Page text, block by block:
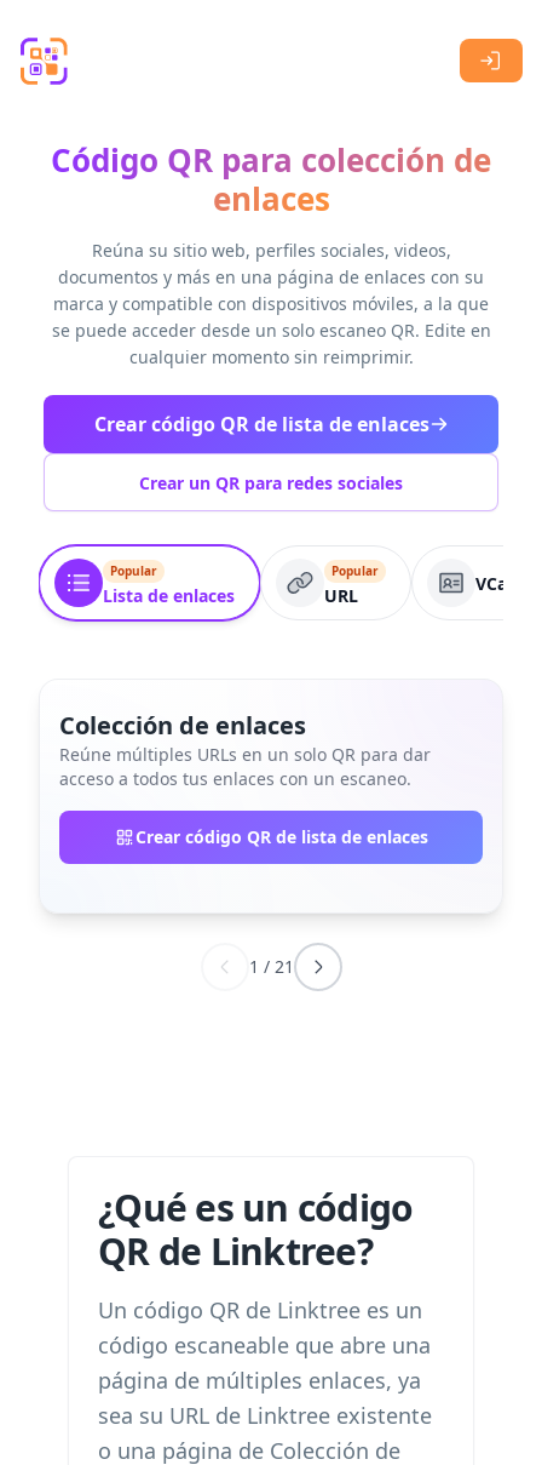
Código QR para colección de
enlaces
Reúna su sitio web, perfiles sociales, videos,
documentos y más en una página de enlaces con su
marca y compatible con dispositivos móviles, a la que
se puede acceder desde un solo escaneo QR. Edite en
cualquier momento sin reimprimir.
Crear código QR de lista de enlaces
Crear un QR para redes sociales
Popular
Lista de enlaces
Popular
URL
VCard
Colección de enlaces
Reúne múltiples URLs en un solo QR para dar
acceso a todos tus enlaces con un escaneo.
Crear código QR de lista de enlaces
1 / 21
¿Qué es un código
QR de Linktree?
Un código QR de Linktree es un
código escaneable que abre una
página de múltiples enlaces, ya
sea su URL de Linktree existente
o una página de Colección de